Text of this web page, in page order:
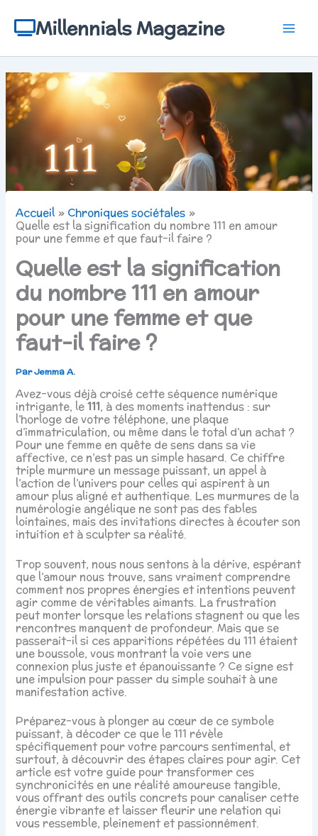
contenuMillennials Magazine
Accueil
Chroniques sociétales
Quelle est la signification du nombre 111 en amour
pour une femme et que faut-il faire ?
Quelle est la signification
du nombre 111 en amour
pour une femme et que
faut-il faire ?
ParJemma A.
Avez-vous déjà croisé cette séquence numérique
intrigante, le111, à des moments inattendus : sur
l’horloge de votre téléphone, une plaque
d’immatriculation, ou même dans le total d’un achat ?
Pour une femme en quête de sens dans sa vie
affective, ce n’est pas un simple hasard. Ce chiffre
triple murmure un message puissant, un appel à
l’action de l’univers pour celles qui aspirent à un
amour plus aligné et authentique. Les murmures de la
numérologie angélique ne sont pas des fables
lointaines, mais des invitations directes à écouter son
intuition et à sculpter sa réalité.
Trop souvent, nous nous sentons à la dérive, espérant
que l’amour nous trouve, sans vraiment comprendre
comment nos propres énergies et intentions peuvent
agir comme de véritables aimants. La frustration
peut monter lorsque les relations stagnent ou que les
rencontres manquent de profondeur. Mais que se
passerait-il si ces apparitions répétées du 111 étaient
une boussole, vous montrant la voie vers une
connexion plus juste et épanouissante ? Ce signe est
une impulsion pour passer du simple souhait à une
manifestation active.
Préparez-vous à plonger au cœur de ce symbole
puissant, à décoder ce que le 111 révèle
spécifiquement pour votre parcours sentimental, et
surtout, à découvrir des étapes claires pour agir. Cet
article est votre guide pour transformer ces
synchronicités en une réalité amoureuse tangible,
vous offrant des outils concrets pour canaliser cette
énergie vibrante et laisser fleurir une relation qui
vous ressemble, pleinement et passionnément.